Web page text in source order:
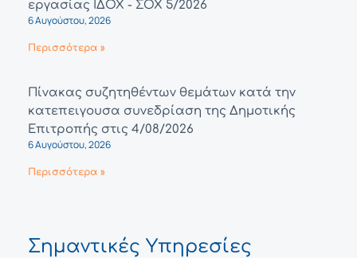
εργασίας ΙΔΟΧ - ΣΟΧ 5/2026
6 Αυγούστου, 2026
Περισσότερα »
Πίνακας συζητηθέντων θεμάτων κατά την
κατεπειγουσα συνεδρίαση της Δημοτικής
Επιτροπής στις 4/08/2026
6 Αυγούστου, 2026
Περισσότερα »
Σημαντικές Υπηρεσίες